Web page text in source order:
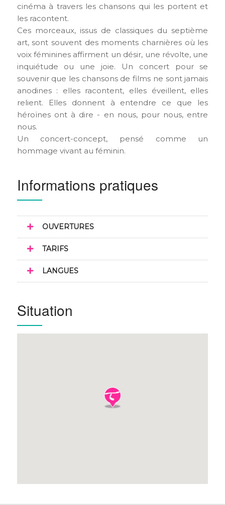
cinéma à travers les chansons qui les portent et
les racontent.
Ces morceaux, issus de classiques du septième
art, sont souvent des moments charnières où les
voix féminines affirment un désir, une révolte, une
inquiétude ou une joie. Un concert pour se
souvenir que les chansons de films ne sont jamais
anodines : elles racontent, elles éveillent, elles
relient. Elles donnent à entendre ce que les
héroïnes ont à dire - en nous, pour nous, entre
nous.
Un concert-concept, pensé comme un
hommage vivant au féminin.
Informations pratiques
OUVERTURES
TARIFS
LANGUES
Situation